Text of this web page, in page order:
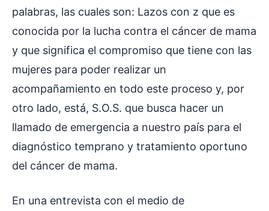
palabras, las cuales son: Lazos con z que es
conocida por la lucha contra el cáncer de mama
y que significa el compromiso que tiene con las
mujeres para poder realizar un
acompañamiento en todo este proceso y, por
otro lado, está, S.O.S. que busca hacer un
llamado de emergencia a nuestro país para el
diagnóstico temprano y tratamiento oportuno
del cáncer de mama.
En una entrevista con el medio de